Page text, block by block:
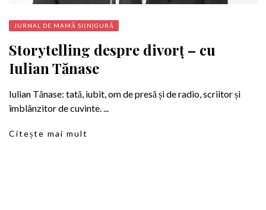
JURNAL DE MAMĂ SI(N)GURĂ
Storytelling despre divorț – cu
Iulian Tănase
Iulian Tănase: tată, iubit, om de presă și de radio, scriitor și
îmblânzitor de cuvinte. ...
Citește mai mult